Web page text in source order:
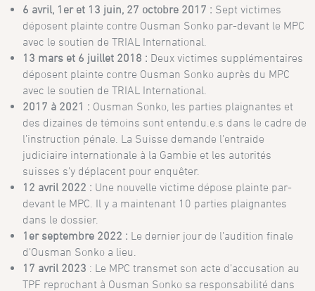
6 avril, 1er et 13 juin, 27 octobre 2017 : Sept victimes
déposent plainte contre Ousman Sonko par-devant le MPC
avec le soutien de TRIAL International.
13 mars et 6 juillet 2018 : Deux victimes supplémentaires
déposent plainte contre Ousman Sonko auprès du MPC
avec le soutien de TRIAL International.
2017 à 2021 : Ousman Sonko, les parties plaignantes et
des dizaines de témoins sont entendu.e.s dans le cadre de
l’instruction pénale. La Suisse demande l’entraide
judiciaire internationale à la Gambie et les autorités
suisses s’y déplacent pour enquêter.
12 avril 2022 : Une nouvelle victime dépose plainte par-
devant le MPC. Il y a maintenant 10 parties plaignantes
dans le dossier.
1er septembre 2022 : Le dernier jour de l’audition finale
d’Ousman Sonko a lieu.
17 avril 2023 : Le MPC transmet son acte d’accusation au
TPF reprochant à Ousman Sonko sa responsabilité dans